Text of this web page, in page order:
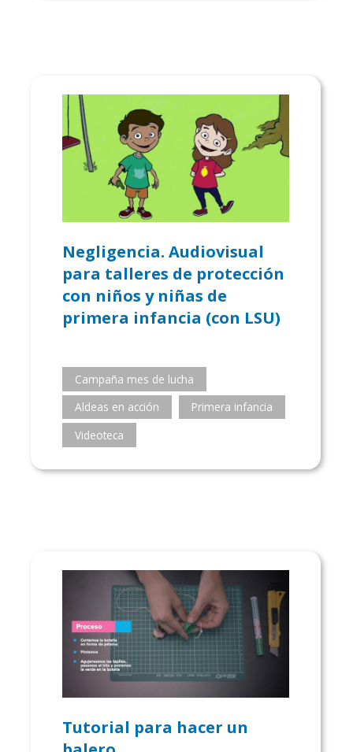
Negligencia. Audiovisual
para talleres de protección
con niños y niñas de
primera infancia (con LSU)
Campaña mes de lucha
Aldeas en acción
Primera infancia
Videoteca
Tutorial para hacer un